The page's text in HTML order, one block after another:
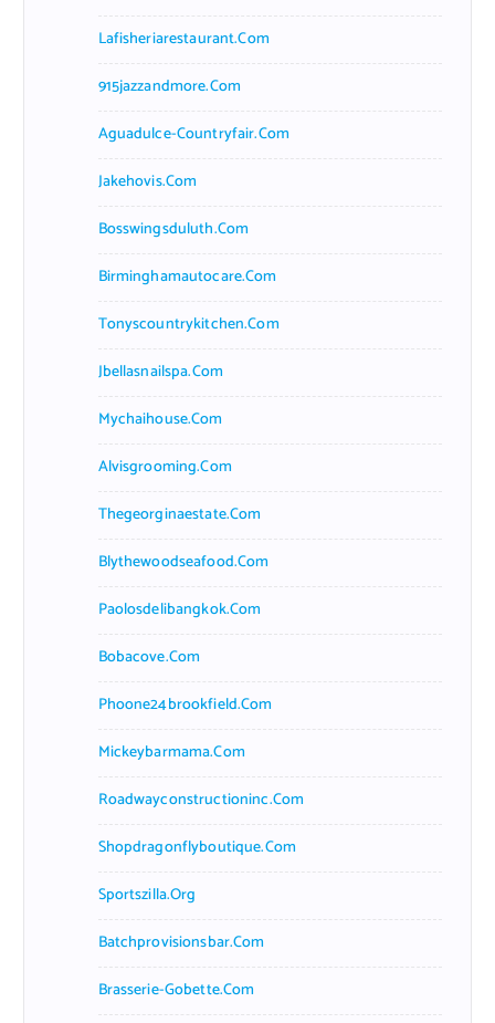
Lafisheriarestaurant.com
915jazzandmore.com
Aguadulce-Countryfair.com
Jakehovis.com
Bosswingsduluth.com
Birminghamautocare.com
Tonyscountrykitchen.com
Jbellasnailspa.com
Mychaihouse.com
Alvisgrooming.com
Thegeorginaestate.com
Blythewoodseafood.com
Paolosdelibangkok.com
Bobacove.com
Phoone24brookfield.com
Mickeybarmama.com
Roadwayconstructioninc.com
Shopdragonflyboutique.com
Sportszilla.org
Batchprovisionsbar.com
Brasserie-Gobette.com